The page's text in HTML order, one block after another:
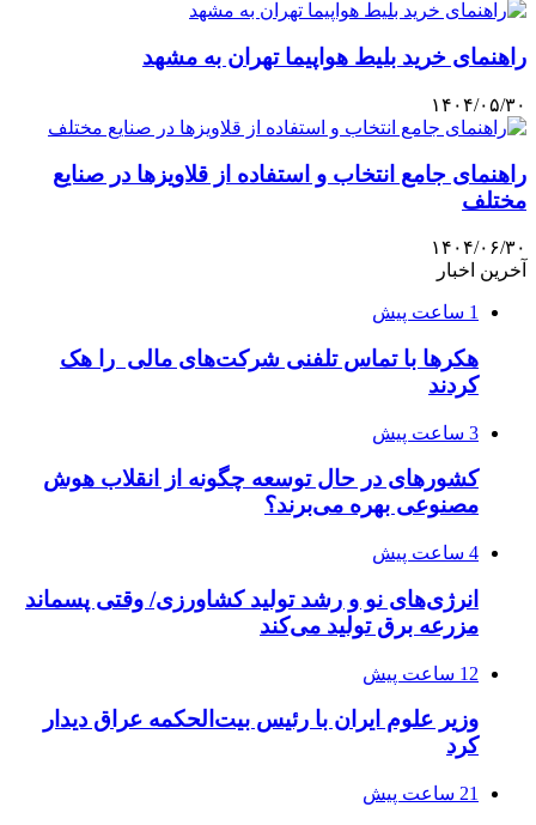
راهنمای خرید بلیط هواپیما تهران به مشهد
۱۴۰۴/۰۵/۳۰
راهنمای جامع انتخاب و استفاده از قلاویزها در صنایع
مختلف
۱۴۰۴/۰۶/۳۰
آخرین اخبار
1 ساعت پیش
هکرها با تماس تلفنی شرکت‌های مالی را هک
کردند
3 ساعت پیش
کشورهای در حال توسعه چگونه از انقلاب هوش
مصنوعی بهره می‌برند؟
4 ساعت پیش
انرژی‌های نو و رشد تولید کشاورزی/ وقتی پسماند
مزرعه‌ برق تولید می‌کند
12 ساعت پیش
وزیر علوم ایران با رئیس بیت‌الحکمه عراق دیدار
کرد
21 ساعت پیش